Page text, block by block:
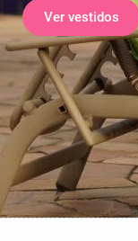
Ver vestidos